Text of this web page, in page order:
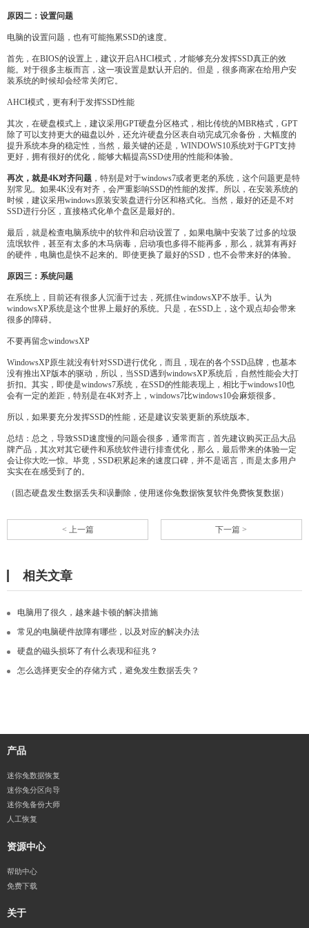
原因二：设置问题
电脑的设置问题，也有可能拖累SSD的速度。
首先，在BIOS的设置上，建议开启AHCI模式，才能够充分发挥SSD真正的效
能。对于很多主板而言，这一项设置是默认开启的。但是，很多商家在给用户安
装系统的时候却会经常关闭它。
AHCI模式，更有利于发挥SSD性能
其次，在硬盘模式上，建议采用GPT硬盘分区格式，相比传统的MBR格式，GPT
除了可以支持更大的磁盘以外，还允许硬盘分区表自动完成冗余备份，大幅度的
提升系统本身的稳定性，当然，最关键的还是，WINDOWS10系统对于GPT支持
更好，拥有很好的优化，能够大幅提高SSD使用的性能和体验。
再次，就是4K对齐问题 ，特别是对于windows7或者更老的系统，这个问题更是特
别常见。如果4K没有对齐，会严重影响SSD的性能的发挥。所以，在安装系统的
时候，建议采用windows原装安装盘进行分区和格式化。当然，最好的还是不对
SSD进行分区，直接格式化单个盘区是最好的。
最后，就是检查电脑系统中的软件和启动设置了，如果电脑中安装了过多的垃圾
流氓软件，甚至有太多的木马病毒，启动项也多得不能再多，那么，就算有再好
的硬件，电脑也是快不起来的。即使更换了最好的SSD，也不会带来好的体验。
原因三：系统问题
在系统上，目前还有很多人沉湎于过去，死抓住windowsXP不放手。认为
windowsXP系统是这个世界上最好的系统。只是，在SSD上，这个观点却会带来
很多的障碍。
不要再留念windowsXP
WindowsXP原生就没有针对SSD进行优化，而且，现在的各个SSD品牌，也基本
没有推出XP版本的驱动，所以，当SSD遇到windowsXP系统后，自然性能会大打
折扣。其实，即使是windows7系统，在SSD的性能表现上，相比于windows10也
会有一定的差距，特别是在4K对齐上，windows7比windows10会麻烦很多。
所以，如果要充分发挥SSD的性能，还是建议安装更新的系统版本。
总结：总之，导致SSD速度慢的问题会很多，通常而言，首先建议购买正品大品
牌产品，其次对其它硬件和系统软件进行排查优化，那么，最后带来的体验一定
会让你大吃一惊。毕竟，SSD积累起来的速度口碑，并不是谣言，而是太多用户
实实在在感受到了的。
（固态硬盘发生数据丢失和误删除，使用迷你兔数据恢复软件免费恢复数据）
< 上一篇 下一篇 >
相关文章
电脑用了很久，越来越卡顿的解决措施
常见的电脑硬件故障有哪些，以及对应的解决办法
硬盘的磁头损坏了有什么表现和征兆？
怎么选择更安全的存储方式，避免发生数据丢失？
产品
迷你兔数据恢复
迷你兔分区向导
迷你兔备份大师
人工恢复
资源中心
帮助中心
免费下载
关于